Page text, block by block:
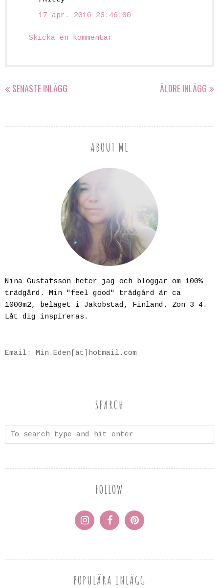
17 apr. 2016 23:46:00
Skicka en kommentar
SENASTE INLÄGG ÄLDRE INLÄGG
ABOUT ME
Nina Gustafsson heter jag och bloggar om 100%
trädgård. Min "feel good" trädgård är ca
1000m2, beläget i Jakobstad, Finland. Zon 3-4.
Låt dig inspireras.
Email: Min.Eden[ät]hotmail.com
SEARCH
FOLLOW
POPULÄRA INLÄGG